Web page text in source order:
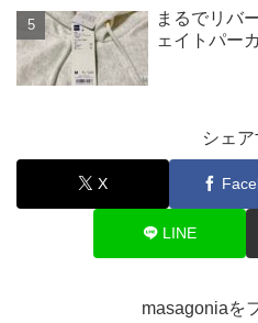
まるでリバ
ェイトパー
シェア
X
LINE
masagoniaを